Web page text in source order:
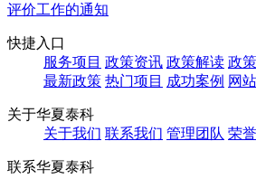
评价工作的通知
快捷入口
服务项目 政策资讯 政策解读 政
最新政策 热门项目 成功案例 网
关于华夏泰科
关于我们 联系我们 管理团队 荣
联系华夏泰科